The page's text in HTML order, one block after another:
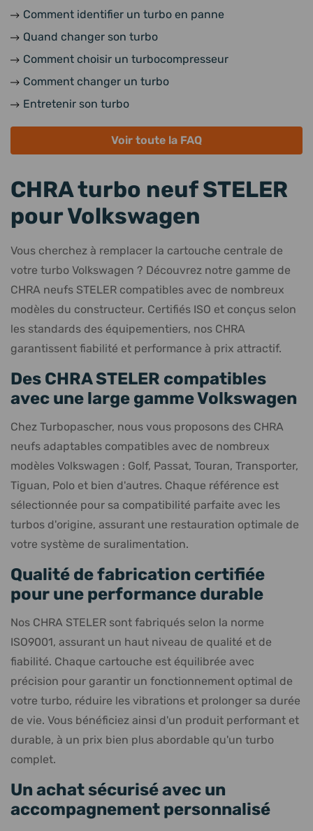
Comment identifier un turbo en panne
Quand changer son turbo
Comment choisir un turbocompresseur
Comment changer un turbo
Entretenir son turbo
Voir toute la FAQ
CHRA turbo neuf STELER
pour Volkswagen
Vous cherchez à remplacer la cartouche centrale de
votre turbo Volkswagen ? Découvrez notre gamme de
CHRA neufs STELER compatibles avec de nombreux
modèles du constructeur. Certifiés ISO et conçus selon
les standards des équipementiers, nos CHRA
garantissent fiabilité et performance à prix attractif.
Des CHRA STELER compatibles
avec une large gamme Volkswagen
Chez Turbopascher, nous vous proposons des CHRA
neufs adaptables compatibles avec de nombreux
modèles Volkswagen : Golf, Passat, Touran, Transporter,
Tiguan, Polo et bien d'autres. Chaque référence est
sélectionnée pour sa compatibilité parfaite avec les
turbos d'origine, assurant une restauration optimale de
votre système de suralimentation.
Qualité de fabrication certifiée
pour une performance durable
Nos CHRA STELER sont fabriqués selon la norme
ISO9001, assurant un haut niveau de qualité et de
fiabilité. Chaque cartouche est équilibrée avec
précision pour garantir un fonctionnement optimal de
votre turbo, réduire les vibrations et prolonger sa durée
de vie. Vous bénéficiez ainsi d'un produit performant et
durable, à un prix bien plus abordable qu'un turbo
complet.
Un achat sécurisé avec un
accompagnement personnalisé